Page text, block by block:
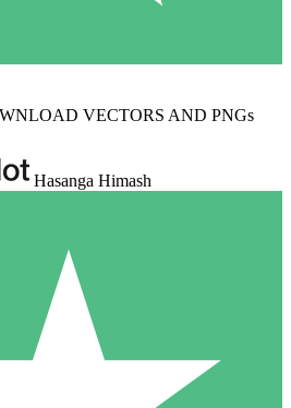
VECTORS AND PNGs
Hasanga Himash